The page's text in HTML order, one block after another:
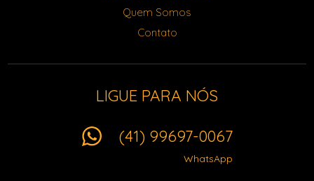
Quem Somos
Contato
LIGUE PARA NÓS
(41) 99697-0067
WhatsApp